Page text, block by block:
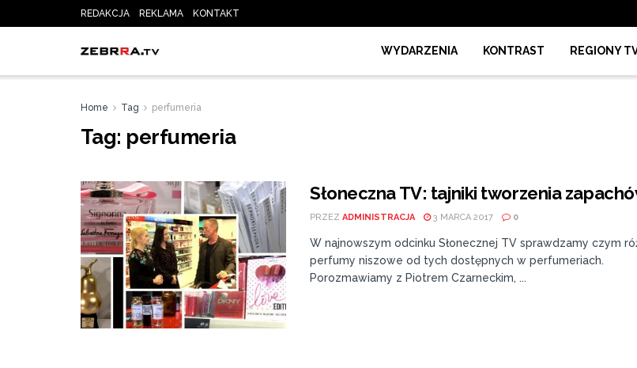
REDAKCJA REKLAMA KONTAKT
WYDARZENIA KONTRAST REGIONY
Home Tag perfumeria
Tag: perfumeria
Słoneczna TV: tajniki tworzenia
PRZEZ ADMINISTRACJA 3 MARCA 2017 0
W najnowszym odcinku Słonecznej TV sprawdzamy czym
perfumy niszowe od tych dostępnych w perfumeriach.
Porozmawiamy z Piotrem Czarneckim, ...